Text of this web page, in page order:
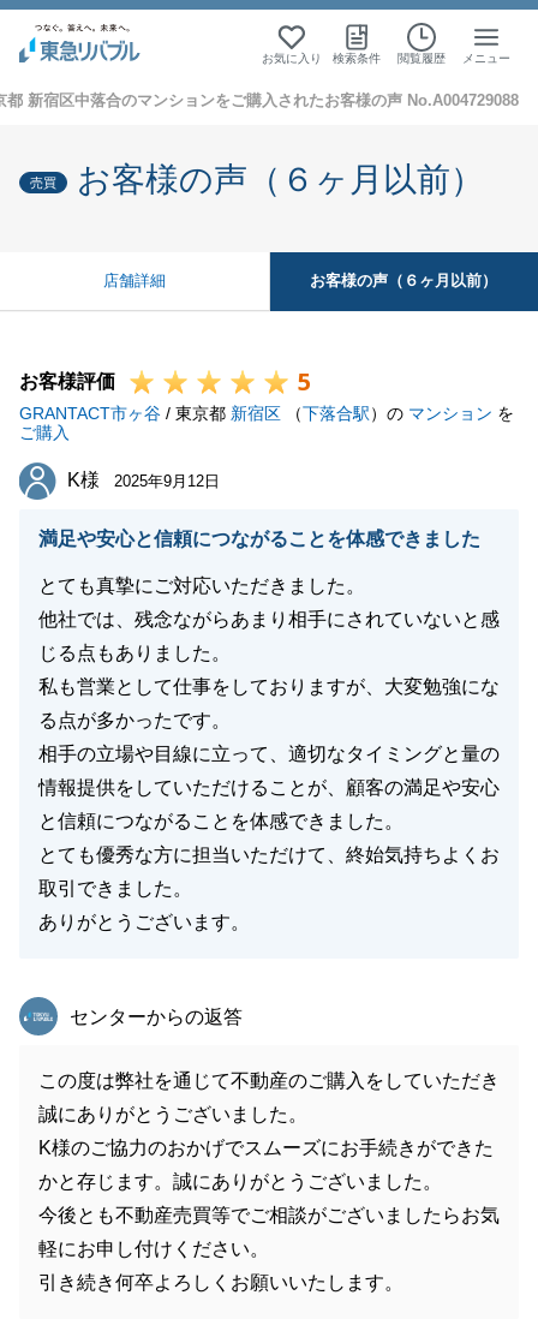
お気に入り 検索条件 閲覧履歴 メニュー
都 新宿区中落合のマンションをご購入されたお客様の声 No.A004729088
売買 お客様の声（６ヶ月以前）
店舗詳細 お客様の声（６ヶ月以前）
お客様評価 5
GRANTACT市ヶ谷 / 東京都 新宿区 （下落合駅）の マンション を
ご購入
K様
K様 2025年9月12日
満足や安心と信頼につながることを体感できました
とても真摯にご対応いただきました。
他社では、残念ながらあまり相手にされていないと感
じる点もありました。
私も営業として仕事をしておりますが、大変勉強にな
る点が多かったです。
相手の立場や目線に立って、適切なタイミングと量の
情報提供をしていただけることが、顧客の満足や安心
と信頼につながることを体感できました。
とても優秀な方に担当いただけて、終始気持ちよくお
取引できました。
ありがとうございます。
東急リバブル
センターからの返答
この度は弊社を通じて不動産のご購入をしていただき
誠にありがとうございました。
K様のご協力のおかげでスムーズにお手続きができた
かと存じます。誠にありがとうございました。
今後とも不動産売買等でご相談がございましたらお気
軽にお申し付けください。
引き続き何卒よろしくお願いいたします。